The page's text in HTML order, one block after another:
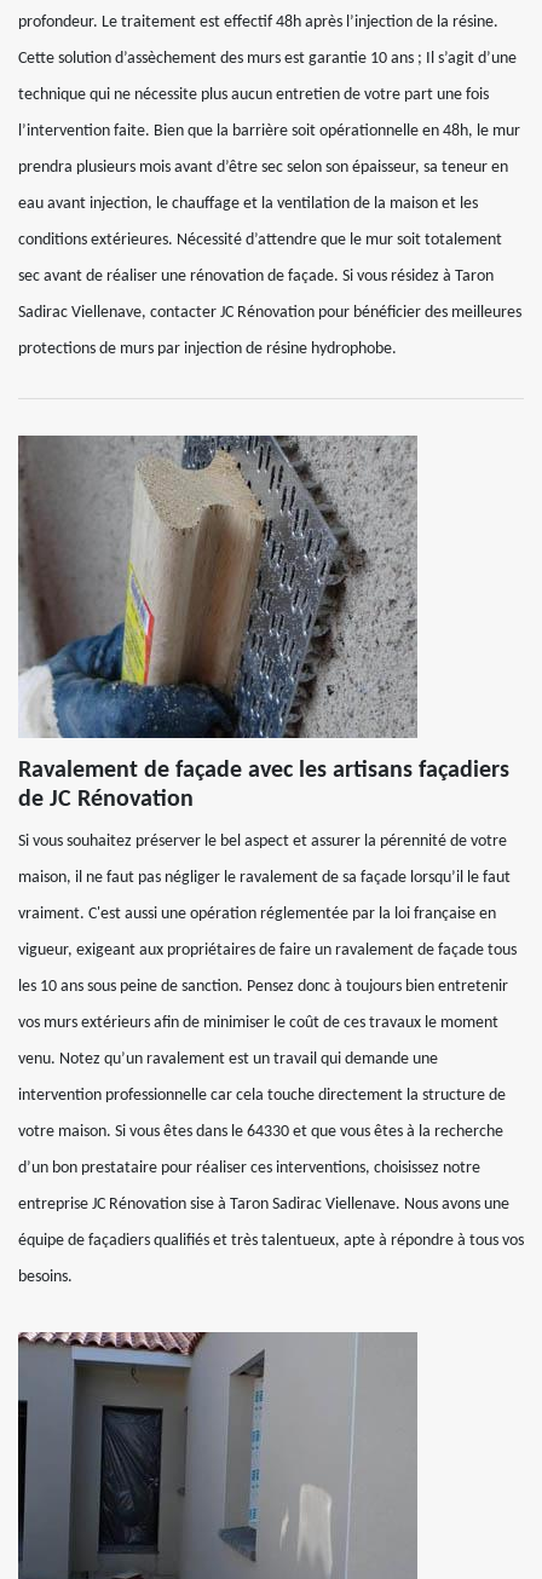
profondeur. Le traitement est effectif 48h après l’injection de la résine.
Cette solution d’assèchement des murs est garantie 10 ans ; Il s’agit d’une
technique qui ne nécessite plus aucun entretien de votre part une fois
l’intervention faite. Bien que la barrière soit opérationnelle en 48h, le mur
prendra plusieurs mois avant d’être sec selon son épaisseur, sa teneur en
eau avant injection, le chauffage et la ventilation de la maison et les
conditions extérieures. Nécessité d’attendre que le mur soit totalement
sec avant de réaliser une rénovation de façade. Si vous résidez à Taron
Sadirac Viellenave, contacter JC Rénovation pour bénéficier des meilleures
protections de murs par injection de résine hydrophobe.
Ravalement de façade avec les artisans façadiers
de JC Rénovation
Si vous souhaitez préserver le bel aspect et assurer la pérennité de votre
maison, il ne faut pas négliger le ravalement de sa façade lorsqu’il le faut
vraiment. C'est aussi une opération réglementée par la loi française en
vigueur, exigeant aux propriétaires de faire un ravalement de façade tous
les 10 ans sous peine de sanction. Pensez donc à toujours bien entretenir
vos murs extérieurs afin de minimiser le coût de ces travaux le moment
venu. Notez qu’un ravalement est un travail qui demande une
intervention professionnelle car cela touche directement la structure de
votre maison. Si vous êtes dans le 64330 et que vous êtes à la recherche
d’un bon prestataire pour réaliser ces interventions, choisissez notre
entreprise JC Rénovation sise à Taron Sadirac Viellenave. Nous avons une
équipe de façadiers qualifiés et très talentueux, apte à répondre à tous vos
besoins.